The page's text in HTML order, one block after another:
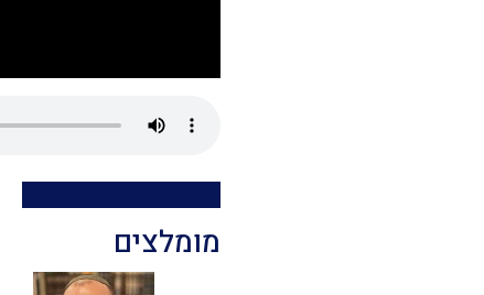
מומלצים